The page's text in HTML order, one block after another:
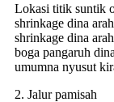
Lokasi titik suntik
shrinkage dina
shrinkage dina
boga pangaruh
umumna nyusut
2. Jalur pamisah